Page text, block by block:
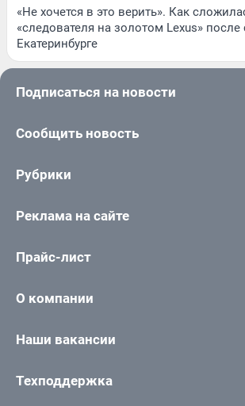
«Не хочется в это верить». Как
«следователя на золотом Lexus» после
Екатеринбурге
Подписаться на новости
Сообщить новость
Рубрики
Реклама на сайте
Прайс-лист
О компании
Наши вакансии
Техподдержка